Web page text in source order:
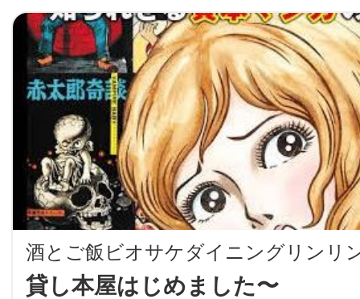
酒とご飯ビオサケダイニングリンリ
貸し本屋はじめました〜
facebook
X
LINE
トップ
加盟スポットに
地域に導入を